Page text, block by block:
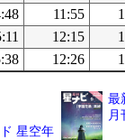
11:55
12:15
12:26
星空年
最
月